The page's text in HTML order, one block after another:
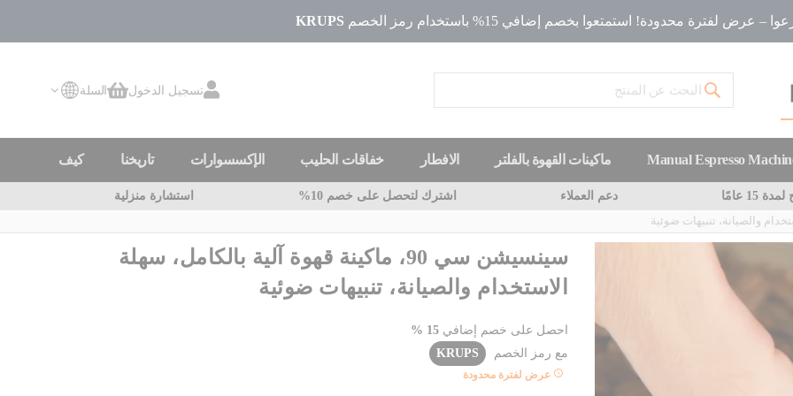
– عرض لفترة محدودة! استمتعوا بخصم إضافي 15% باستخدام رمز الخصم KRUPS
بحث
تسجيل الدخولسلة التسوق
السلة
Manual Espresso ماكينات القهوة بالفلتر الافطار خفاقات الحليب الإكسسوارات تاريخنا كيف
15 عامًا دعم العملاء اشترك لتحصل على خصم 10% استشارة منزلية
سينسيشن سي 90، ماكينة قهوة آلية بالكامل، سهلة
الاستخدام والصيانة، تنبيهات ضوئية
احصل على خصم إضافي 15 %
مع رمز الخصم
KRUPS
عرض لفترة محدودة